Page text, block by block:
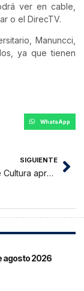
ver en cable,
o el DirecTV.
Manuncci,
ya que tienen
WhatsApp
SIGUIENTE
Ministerio de Cultura aprobó el Reglamento de Intervenciones Arqueológicas
agosto 2026